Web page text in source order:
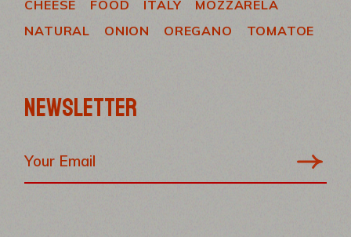
CHEESE FOOD ITALY
MOZZARELA
NATURAL
ONION OREGANO TOMATOE
NEWSLETTER